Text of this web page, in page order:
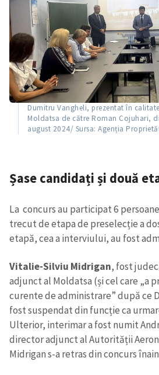
Dumitru Vangheli, prezentat în
Moldatsa de către Roman Cojuhari,
august 2024/ Sursa: Agenția
Șase candidați și două
La concurs au participat 6
trecut de etapa de preselecție a
etapă, cea a interviului, au fost
Vitalie-Silviu Midrigan, fost
adjunct al Moldatsa (și cel care „a
curente de administrare” după ce
fost suspendat din funcție ca
Ulterior, interimar a fost numit
director adjunct al Autorității
Midrigan s-a retras din concurs